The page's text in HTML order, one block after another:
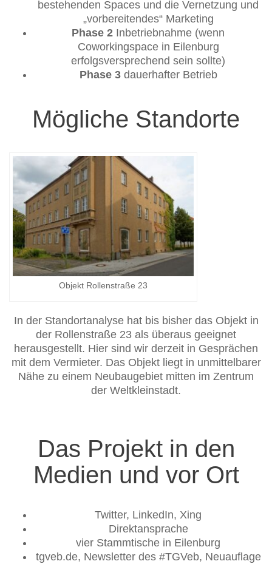
bestehenden Spaces und die Vernetzung und
„vorbereitendes“ Marketing
Phase 2 Inbetriebnahme (wenn
Coworkingspace in Eilenburg
erfolgsversprechend sein sollte)
Phase 3dauerhafter Betrieb
Mögliche Standorte
Objekt Rollenstraße 23
In der Standortanalyse hat bis bisher das Objekt in
der Rollenstraße 23 als überaus geeignet
herausgestellt. Hier sind wir derzeit in Gesprächen
mit dem Vermieter. Das Objekt liegt in unmittelbarer
Nähe zu einem Neubaugebiet mitten im Zentrum
der Weltkleinstadt.
Das Projekt in den
Medien und vor Ort
Twitter, LinkedIn, Xing
Direktansprache
vier Stammtische in Eilenburg
tgveb.de, Newsletter des #TGVeb, Neuauflage